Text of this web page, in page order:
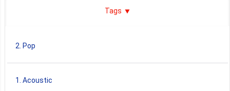
Tags
2. Pop
1. Acoustic